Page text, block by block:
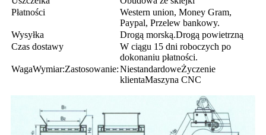
Płatności
Western union, Money Gram,
Paypal, Przelew bankowy.
Wysyłka
Drogą morską.Drogą powietrzną
Czas dostawy
W ciągu 15 dni roboczych po
dokonaniu płatności.
WagaWymiar:Zastosowanie:NiestandardoweŻyczenie
klientaMaszyna CNC